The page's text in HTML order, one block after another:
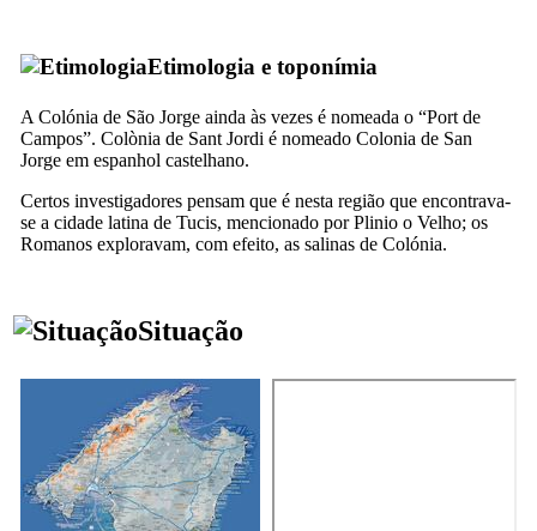
Etimologia e toponímia
A Colónia de São Jorge ainda às vezes é nomeada o “Port de
Campos”. Colònia de Sant Jordi é nomeado Colonia de San
Jorge em espanhol castelhano.
Certos investigadores pensam que é nesta região que encontrava-
se a cidade latina de Tucis, mencionado por Plinio o Velho; os
Romanos exploravam, com efeito, as salinas de Colónia.
Situação